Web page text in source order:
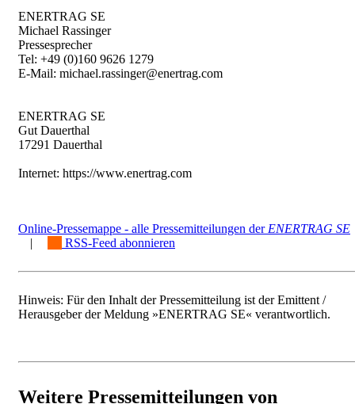
ENERTRAG SE
Michael Rassinger
Pressesprecher
Tel: +49 (0)160 9626 1279
E-Mail: michael.rassinger@enertrag.com
ENERTRAG SE
Gut Dauerthal
17291 Dauerthal
Internet: https://www.enertrag.com
Online-Pressemappe - alle Pressemitteilungen der ENERTRAG SE
|
RSS-Feed abonnieren
Hinweis: Für den Inhalt der Pressemitteilung ist der Emittent /
Herausgeber der Meldung »ENERTRAG SE« verantwortlich.
Weitere Pressemitteilungen von